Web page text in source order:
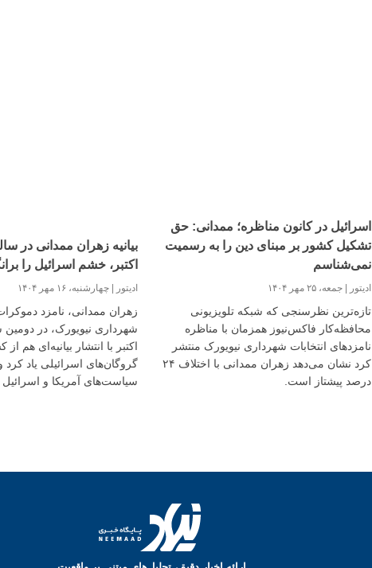
اسرائیل در کانون مناظره؛ ممدانی: حق
تشکیل کشور بر مبنای دین را به رسمیت
نمی‌شناسم
ادیتور جمعه، ۲۵ مهر ۱۴۰۴
تازه‌ترین نظرسنجی که شبکه تلویزیونی
محافظه‌کار فاکس‌نیوز همزمان با مناظره
نامزدهای انتخابات شهرداری نیویورک منتشر
کرد نشان می‌دهد زهران ممدانی با اختلاف ۲۴
درصد پیشتاز است.
بیانیه زهران ممدانی در
اکتبر، خشم اسرائیل را
ادیتور چهارشنبه، ۱۶ مهر ۱۴۰۴
زهران ممدانی، نامزد
اکتبر با انتشار بیانیه‌ای هم
گروگان‌های اسرائیلی یاد کرد
سیاست‌های آمریکا و